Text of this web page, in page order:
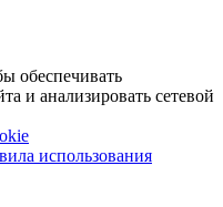
обеспечивать
и анализировать сетевой
использования